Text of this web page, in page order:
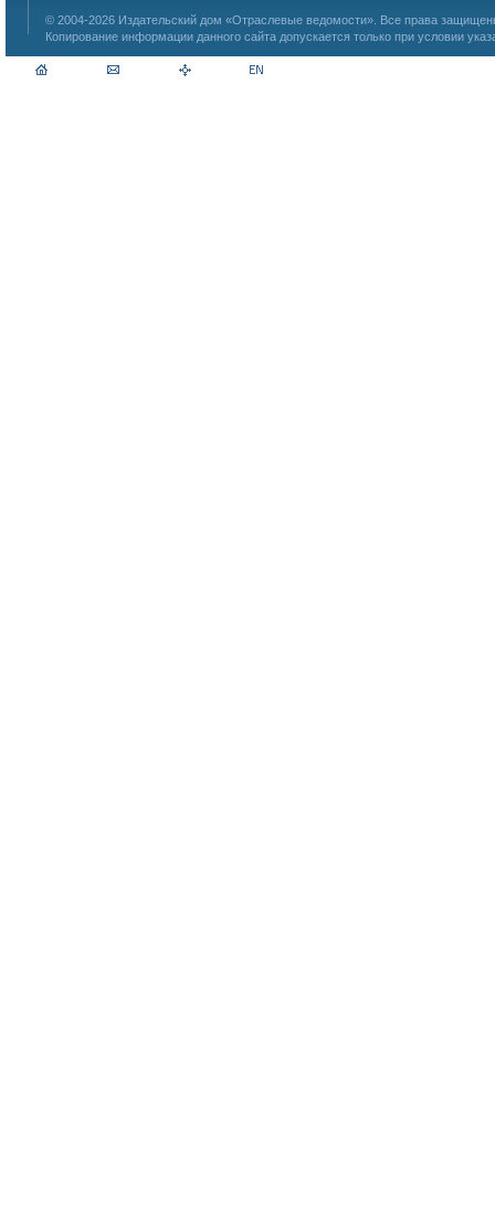
© 2004-2026 Издательский дом «Отраслевые ведомости» . Все права
Копирование информации данного сайта допускается только при условии